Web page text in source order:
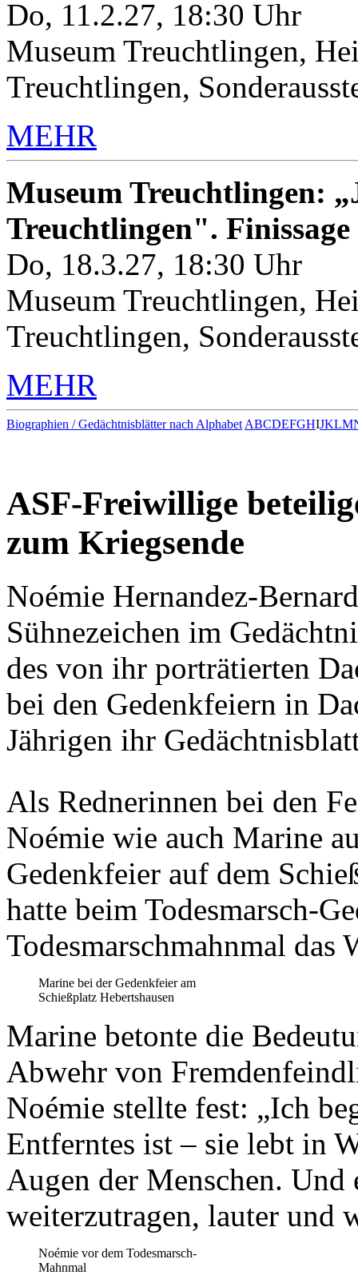
Do, 11.2.27, 18:30 Uhr
Museum Treuchtlingen,
Treuchtlingen,
MEHR
Museum Treuchtlingen:
Treuchtlingen". Finissage
Do, 18.3.27, 18:30 Uhr
Museum Treuchtlingen,
Treuchtlingen,
MEHR
Biographien / Gedächtnisblätter nach Alphabet ABCDEFGHIJKLM
ASF-Freiwillige
zum Kriegsende
Noémie Hernandez-
Sühnezeichen im
des von ihr porträtierten
bei den Gedenkfeiern in
Jährigen ihr
Als Rednerinnen bei den
Noémie wie auch Marine
Gedenkfeier auf dem
hatte beim Todesmarsch-
Todesmarschmahnmal das
Marine bei der Gedenkfeier am
Schießplatz Hebertshausen
Marine betonte die
Abwehr von
Noémie stellte fest: „Ich
Entferntes ist – sie lebt in
Augen der Menschen. Und
weiterzutragen, lauter und
Noémie vor dem Todesmarsch-
Mahnmal